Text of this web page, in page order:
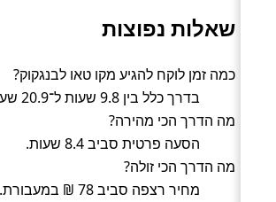
שאלות נפוצות
כמה זמן לוקח להגיע מקו טאו לבנגקוק?
בדרך כלל בין 9.8 שעות ל־20.9 שעות (מעבורת).
מה הדרך הכי מהירה?
הסעה פרטית סביב 8.4 שעות.
מה הדרך הכי זולה?
מחיר רצפה סביב 78 ₪ במעבורת.